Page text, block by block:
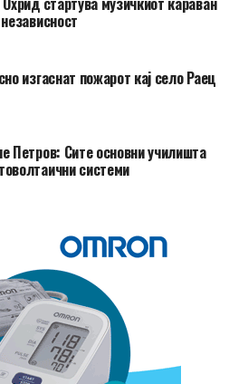
изгаснат пожарот кај село Раец
Петров: Сите основни училишта
системи